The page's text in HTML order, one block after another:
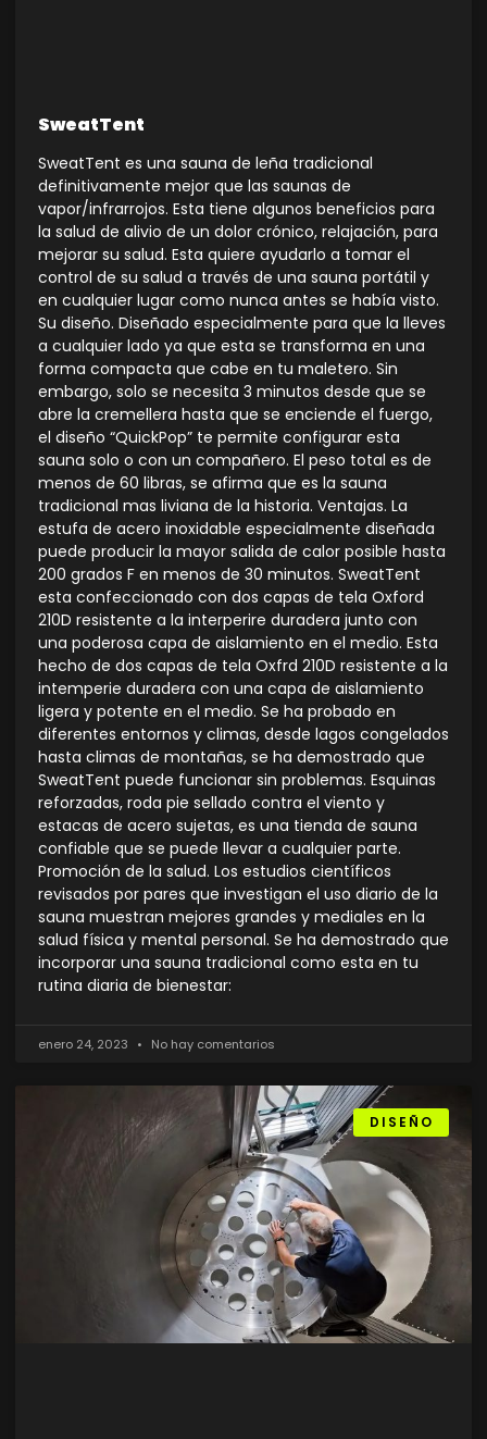
SweatTent
SweatTent es una sauna de leña tradicional
definitivamente mejor que las saunas de
vapor/infrarrojos. Esta tiene algunos beneficios para
la salud de alivio de un dolor crónico, relajación, para
mejorar su salud. Esta quiere ayudarlo a tomar el
control de su salud a través de una sauna portátil y
en cualquier lugar como nunca antes se había visto.
Su diseño. Diseñado especialmente para que la lleves
a cualquier lado ya que esta se transforma en una
forma compacta que cabe en tu maletero. Sin
embargo, solo se necesita 3 minutos desde que se
abre la cremellera hasta que se enciende el fuergo,
el diseño “QuickPop” te permite configurar esta
sauna solo o con un compañero. El peso total es de
menos de 60 libras, se afirma que es la sauna
tradicional mas liviana de la historia. Ventajas. La
estufa de acero inoxidable especialmente diseñada
puede producir la mayor salida de calor posible hasta
200 grados F en menos de 30 minutos. SweatTent
esta confeccionado con dos capas de tela Oxford
210D resistente a la interperire duradera junto con
una poderosa capa de aislamiento en el medio. Esta
hecho de dos capas de tela Oxfrd 210D resistente a la
intemperie duradera con una capa de aislamiento
ligera y potente en el medio. Se ha probado en
diferentes entornos y climas, desde lagos congelados
hasta climas de montañas, se ha demostrado que
SweatTent puede funcionar sin problemas. Esquinas
reforzadas, roda pie sellado contra el viento y
estacas de acero sujetas, es una tienda de sauna
confiable que se puede llevar a cualquier parte.
Promoción de la salud. Los estudios científicos
revisados por pares que investigan el uso diario de la
sauna muestran mejores grandes y mediales en la
salud física y mental personal. Se ha demostrado que
incorporar una sauna tradicional como esta en tu
rutina diaria de bienestar:
enero 24, 2023 No hay comentarios
DISEÑO